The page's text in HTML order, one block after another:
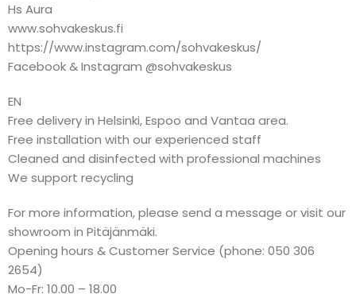
Hs Aura
www.sohvakeskus.fi
https://www.instagram.com/sohvakeskus/
Facebook & Instagram @sohvakeskus
EN
Free delivery in Helsinki, Espoo and Vantaa area.
Free installation with our experienced staff
Cleaned and disinfected with professional machines
We support recycling
For more information, please send a message or visit our
showroom in Pitäjänmäki.
Opening hours & Customer Service (phone: 050 306
2654)
Mo-Fr: 10.00 – 18.00